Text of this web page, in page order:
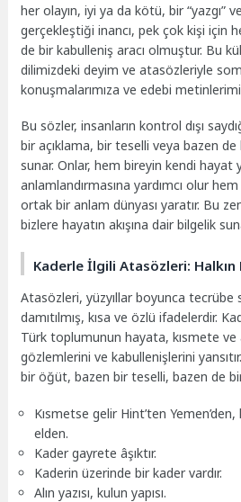
her olayın, iyi ya da kötü, bir “yazgı”
gerçekleştiği inancı, pek çok kişi için
de bir kabulleniş aracı olmuştur. Bu
dilimizdeki deyim ve atasözleriyle
konuşmalarımıza ve edebi
Bu sözler, insanların kontrol dışı
bir açıklama, bir teselli veya bazen
sunar. Onlar, hem bireyin kendi hayat
anlamlandırmasına yardımcı olur
ortak bir anlam dünyası yaratır. Bu
bizlere hayatın akışına dair bilgelik
Kaderle İlgili Atasözleri: Halkın
Atasözleri, yüzyıllar boyunca tecrübe
damıtılmış, kısa ve özlü ifadelerdir.
Türk toplumunun hayata, kısmete ve
gözlemlerini ve kabullenişlerini
bir öğüt, bazen bir teselli, bazen de
Kısmetse gelir Hint’ten
elden.
Kader gayrete âşıktır.
Kaderin üzerinde bir kader vardır.
Alın yazısı, kulun yapısı.